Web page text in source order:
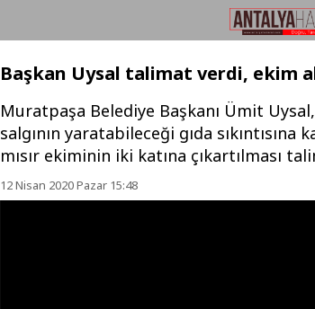
Başkan Uysal talimat verdi, ekim
Muratpaşa Belediye Başkanı Ümit
salgının yaratabileceği gıda
mısır ekiminin iki katına çıkartılması
12 Nisan 2020 Pazar 15:48